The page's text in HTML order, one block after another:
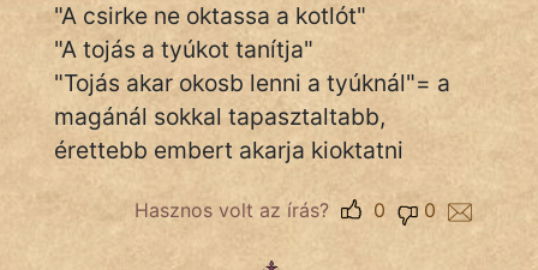
MAGYARSÁG
És
TÖRTÉNELEM
"A csirke ne oktassa a kotlót"
"A tojás a tyúkot tanítja"
"Tojás akar okosb lenni a tyúknál"= a
magánál sokkal tapasztaltabb,
érettebb embert akarja kioktatni
Hasznos volt az írás? 0
0